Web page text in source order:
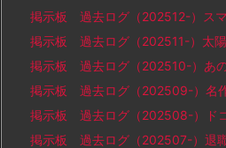
掲示板 過去ログ（202512-）ス
掲示板 過去ログ（202511-）太
掲示板 過去ログ（202510-）あ
掲示板 過去ログ（202509-）名
掲示板 過去ログ（202508-）ド
掲示板 過去ログ（202507-）退